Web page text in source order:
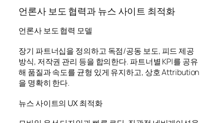
언론사 보도 협력과 뉴스 사이트 최적화
언론사 보도 협력 모델
장기 파트너십을 정의하고 독점/공동 보도, 피드 제공
방식, 저작권 관리 등을 합의한다. 파트너별 KPI를 공유
해 품질과 속도를 균형 있게 유지하고, 상호 Attribution
을 명확히 한다.
뉴스 사이트의 UX 최적화